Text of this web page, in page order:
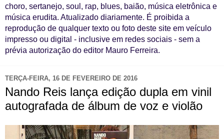
choro, sertanejo, soul, rap, blues, baião, música eletrônica e
música erudita. Atualizado diariamente. É proibida a
reprodução de qualquer texto ou foto deste site em veículo
impresso ou digital - inclusive em redes sociais - sem a
prévia autorização do editor Mauro Ferreira.
TERÇA-FEIRA, 16 DE FEVEREIRO DE 2016
Nando Reis lança edição dupla em vinil
autografada de álbum de voz e violão